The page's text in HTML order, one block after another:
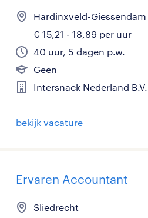
Hardinxveld-Giessendam
€ 15,21 - 18,89 per uur
40 uur, 5 dagen p.w.
Geen
Intersnack Nederland B.V.
bekijk vacature
Ervaren Accountant
Sliedrecht